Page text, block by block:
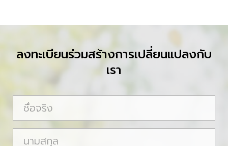
ลงทะเบียนร่วมสร้างการเปลี่ยนแปลงกับ
เรา
จ